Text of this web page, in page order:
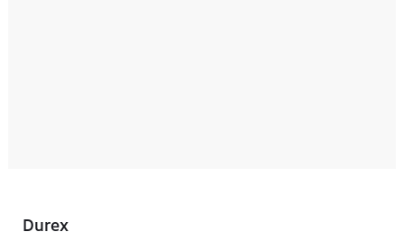
Durex